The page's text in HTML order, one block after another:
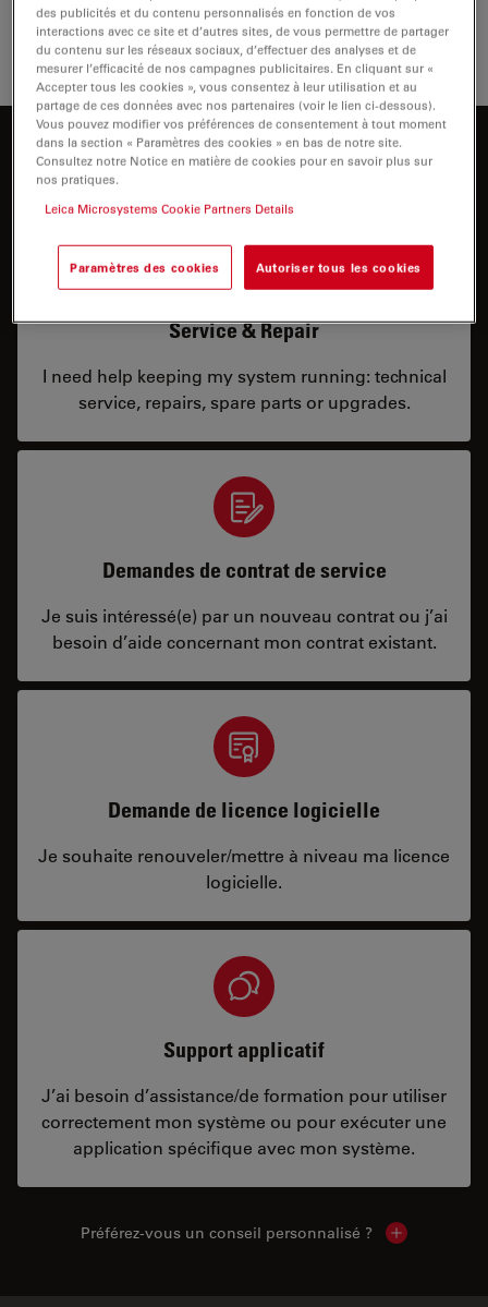
Comment pouvons-nous vous aider ?
Service & Repair
I need help keeping my system running: technical
service, repairs, spare parts or upgrades.
Demandes de contrat de service
Je suis intéressé(e) par un nouveau contrat ou j’ai
besoin d’aide concernant mon contrat existant.
Demande de licence logicielle
Je souhaite renouveler/mettre à niveau ma licence
logicielle.
Support applicatif
J’ai besoin d’assistance/de formation pour utiliser
correctement mon système ou pour exécuter une
application spécifique avec mon système.
Préférez-vous un conseil personnalisé ? Show local
des publicités et du contenu personnalisés en fonction de vos
interactions avec ce site et d’autres sites, de vous permettre de partager
du contenu sur les réseaux sociaux, d’effectuer des analyses et de
mesurer l’efficacité de nos campagnes publicitaires. En cliquant sur «
Accepter tous les cookies », vous consentez à leur utilisation et au
partage de ces données avec nos partenaires (voir le lien ci-dessous).
Vous pouvez modifier vos préférences de consentement à tout moment
dans la section « Paramètres des cookies » en bas de notre site.
Consultez notre Notice en matière de cookies pour en savoir plus sur
nos pratiques.
Leica Microsystems Cookie Partners Details
Paramètres des cookies Autoriser tous les cookies